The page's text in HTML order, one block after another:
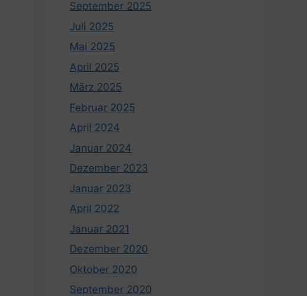
September 2025
Juli 2025
Mai 2025
April 2025
März 2025
Februar 2025
April 2024
Januar 2024
Dezember 2023
Januar 2023
April 2022
Januar 2021
Dezember 2020
Oktober 2020
September 2020